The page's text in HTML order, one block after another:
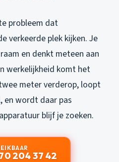
probleem dat
verkeerde plek kijken. Je
en denkt meteen aan
werkelijkheid komt het
meter verderop, loopt
en wordt daar pas
blijf je zoeken.
204 37 42